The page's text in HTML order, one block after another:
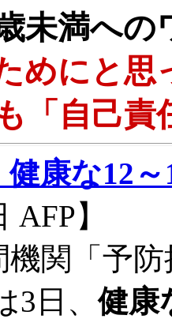
未満への
めにと思
「自己
康な12
】
関「予
3日、健康